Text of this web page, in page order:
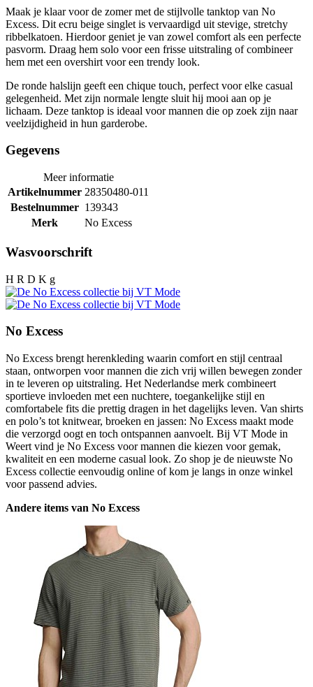
Maak je klaar voor de zomer met de stijlvolle tanktop van No
Excess. Dit ecru beige singlet is vervaardigd uit stevige, stretchy
ribbelkatoen. Hierdoor geniet je van zowel comfort als een perfecte
pasvorm. Draag hem solo voor een frisse uitstraling of combineer
hem met een overshirt voor een trendy look.
De ronde halslijn geeft een chique touch, perfect voor elke casual
gelegenheid. Met zijn normale lengte sluit hij mooi aan op je
lichaam. Deze tanktop is ideaal voor mannen die op zoek zijn naar
veelzijdigheid in hun garderobe.
Gegevens
Meer informatie
Artikelnummer 28350480-011
Bestelnummer 139343
Merk
No Excess
Wasvoorschrift
H R D K g
No Excess
No Excess brengt herenkleding waarin comfort en stijl centraal
staan, ontworpen voor mannen die zich vrij willen bewegen zonder
in te leveren op uitstraling. Het Nederlandse merk combineert
sportieve invloeden met een nuchtere, toegankelijke stijl en
comfortabele fits die prettig dragen in het dagelijks leven. Van shirts
en polo’s tot knitwear, broeken en jassen: No Excess maakt mode
die verzorgd oogt en toch ontspannen aanvoelt. Bij VT Mode in
Weert vind je No Excess voor mannen die kiezen voor gemak,
kwaliteit en een moderne casual look. Zo shop je de nieuwste No
Excess collectie eenvoudig online of kom je langs in onze winkel
voor passend advies.
Andere items van No Excess